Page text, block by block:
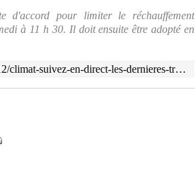
d'accord pour limiter le réchauffement
à 11 h 30. Il doit ensuite être adopté en
http://www.lemonde.fr/planete/live/2015/12/12/climat-suivez-en-direct-les-dernieres-tractations-de-la-cop21_4830506_3244.html